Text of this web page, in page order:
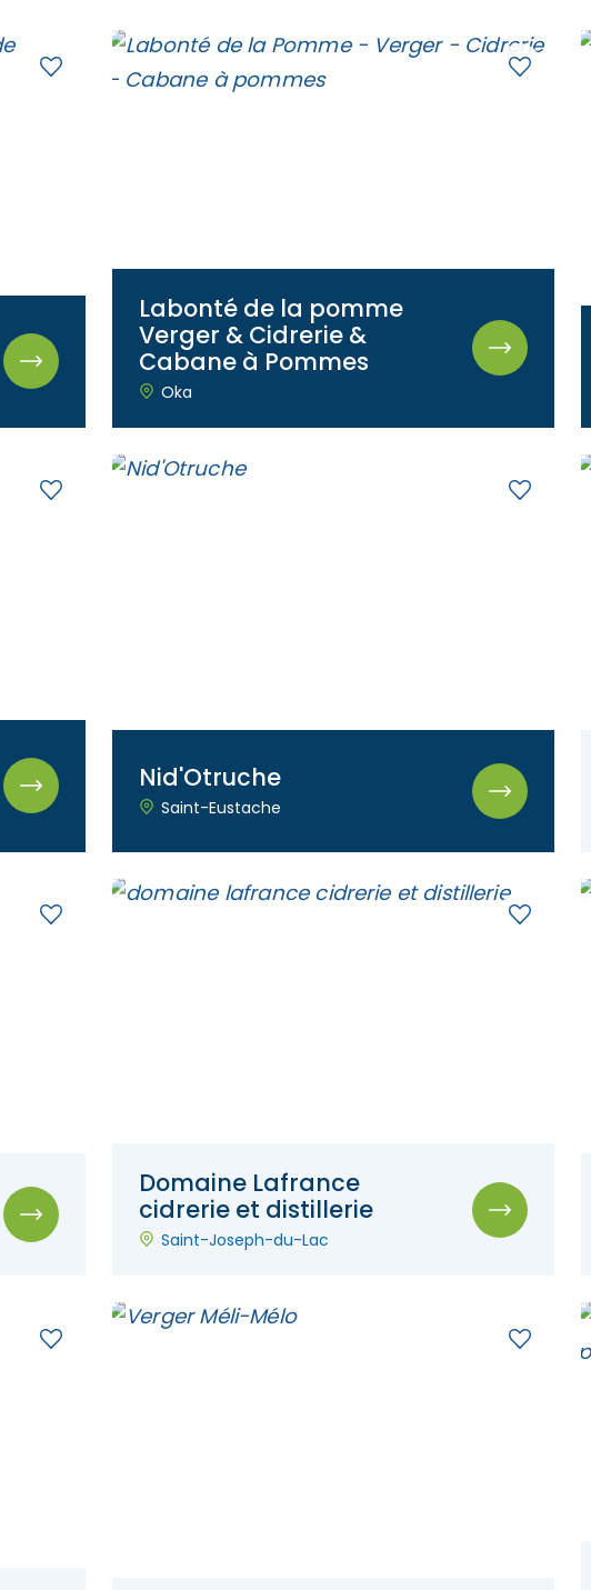
Labonté de la pomme
Verger & Cidrerie &
Cabane à Pommes
Oka
Nid'Otruche
Saint-Eustache
Domaine Lafrance
cidrerie et distillerie
Saint-Joseph-du-Lac